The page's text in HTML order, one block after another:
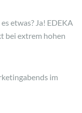
etwas? Ja! EDEKA
bei extrem hohen
im